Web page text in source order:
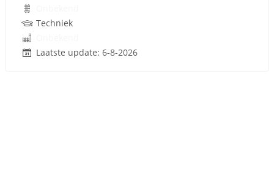
Techniek
Laatste update: 6-8-2026